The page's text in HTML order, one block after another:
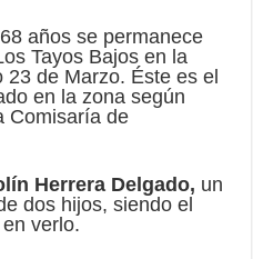
años se permanece
Tayos Bajos en la
de Marzo. Éste es el
en la zona según
Comisaría de
Herrera Delgado, un
dos hijos, siendo el
verlo.